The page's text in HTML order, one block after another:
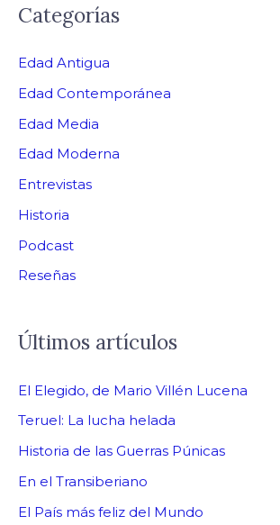
Categorías
Edad Antigua
Edad Contemporánea
Edad Media
Edad Moderna
Entrevistas
Historia
Podcast
Reseñas
Últimos artículos
El Elegido, de Mario Villén Lucena
Teruel: La lucha helada
Historia de las Guerras Púnicas
En el Transiberiano
El País más feliz del Mundo